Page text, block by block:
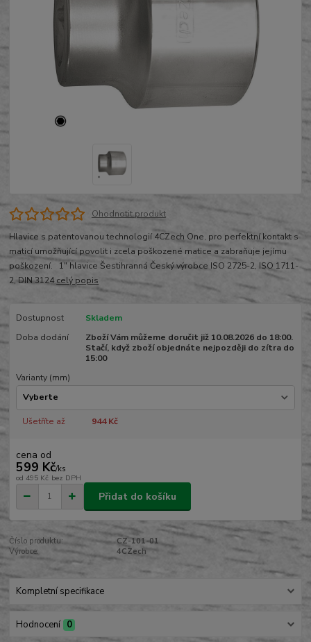
Ohodnotit produkt
Hlavice s patentovanou technologií 4CZech One, pro perfektní kontakt s
maticí umožňující povolit i zcela poškozené matice a zabraňuje jejímu
poškození. 1" hlavice Šestihranná Český výrobce ISO 2725-2, ISO 1711-
2, DIN 3124 celý popis
Dostupnost
Skladem
Doba dodání
Zboží Vám můžeme doručit již 10.08.2026 do 18:00.
Stačí, když zboží objednáte nejpozději do zítra do
15:00
Varianty (mm)
Ušetříte až 944 Kč
cena od
599 Kč/ks
od 495 Kč bez DPH
Přidat do košíku
Číslo produktu:
CZ-101-01
Výrobce:
4CZech
Kompletní specifikace
Hodnocení 0